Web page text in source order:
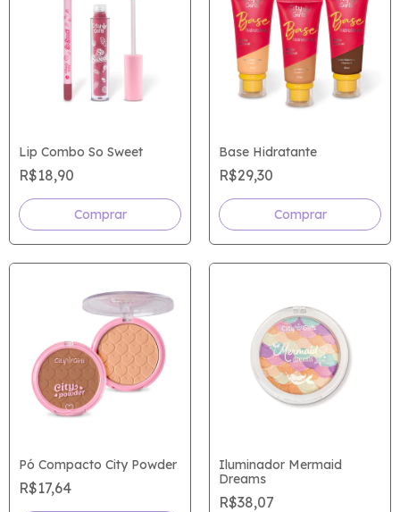
Lip Combo So Sweet
R$18,90
Comprar
Base Hidratante
R$29,30
Comprar
Pó Compacto City Powder
R$17,64
Iluminador Mermaid
Dreams
R$38,07